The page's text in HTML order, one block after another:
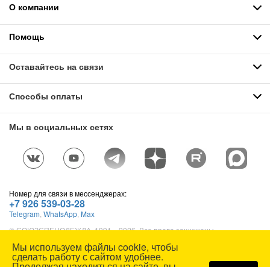
О компании
Помощь
Оставайтесь на связи
Способы оплаты
Мы в социальных сетях
Номер для связи в мессенджерах:
+7 926 539-03-28
Telegram WhatsApp Max
© СОЮЗСПЕЦОДЕЖДА, 1991—2026. Все права защищены.
Карта сайта
Мы используем файлы cookie, чтобы
сделать работу с сайтом удобнее.